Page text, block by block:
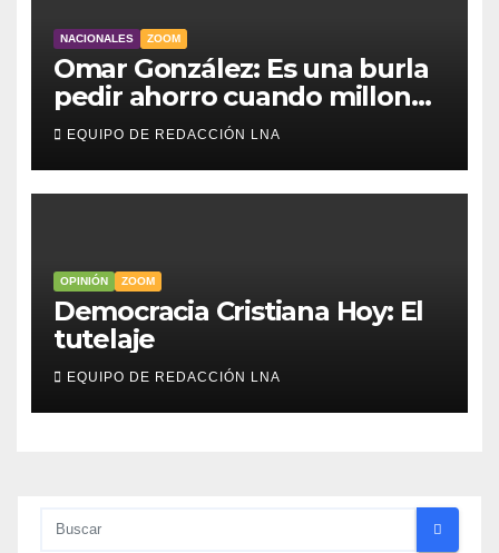
NACIONALES ZOOM
Omar González: Es una burla
pedir ahorro cuando millones
viven sin luz y sin agua
EQUIPO DE REDACCIÓN LNA
OPINIÓN ZOOM
Democracia Cristiana Hoy: El
tutelaje
EQUIPO DE REDACCIÓN LNA